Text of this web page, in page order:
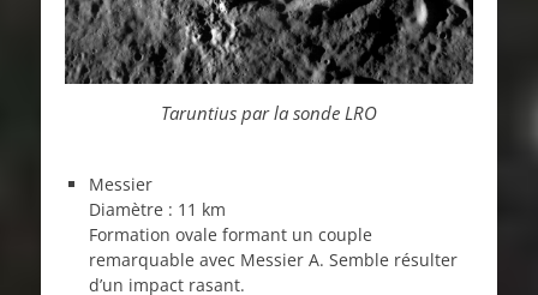
Taruntius par la sonde LRO
Messier
Diamètre : 11 km
Formation ovale formant un couple
remarquable avec Messier A. Semble résulter
d’un impact rasant.